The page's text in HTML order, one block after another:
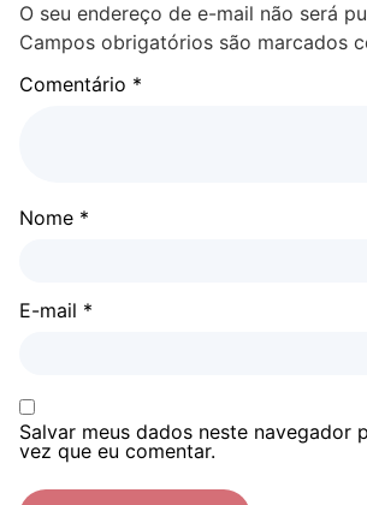
O seu endereço de e-mail não será
Campos obrigatórios são marcados
Comentário *
Nome *
E-mail *
Salvar meus dados neste navegador
vez que eu comentar.